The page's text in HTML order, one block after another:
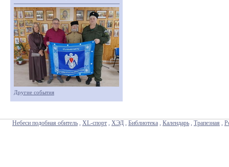
Другие события
Небеси подобная обитель , XL-спорт , ХЭД , Библиотека , Календарь , Трапезная ,